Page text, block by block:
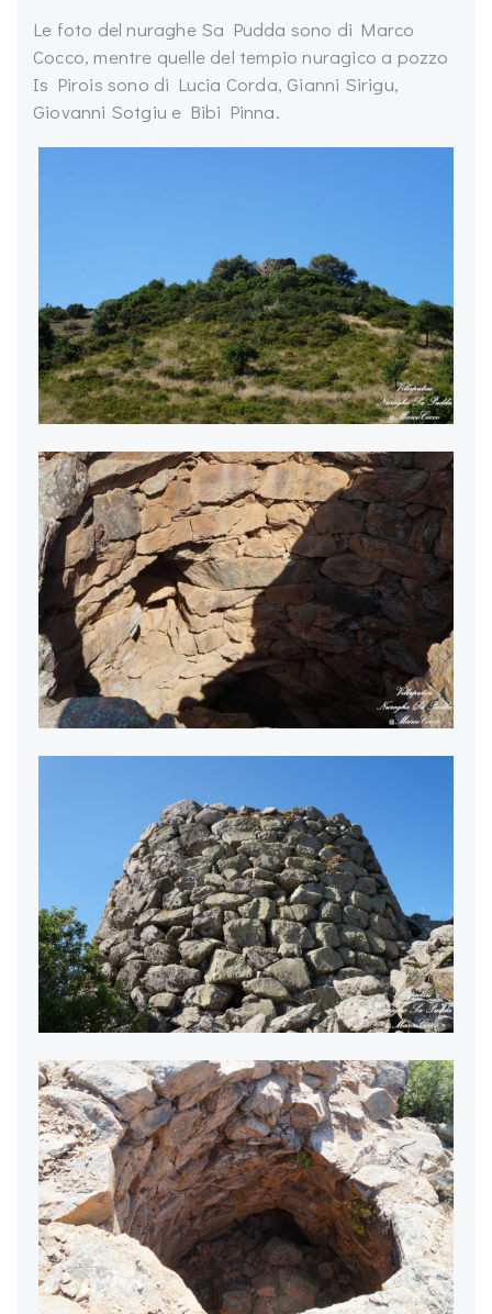
Le foto del nuraghe Sa Pudda sono di Marco
Cocco, mentre quelle del tempio nuragico a pozzo
Is Pirois sono di Lucia Corda, Gianni Sirigu,
Giovanni Sotgiu e Bibi Pinna.